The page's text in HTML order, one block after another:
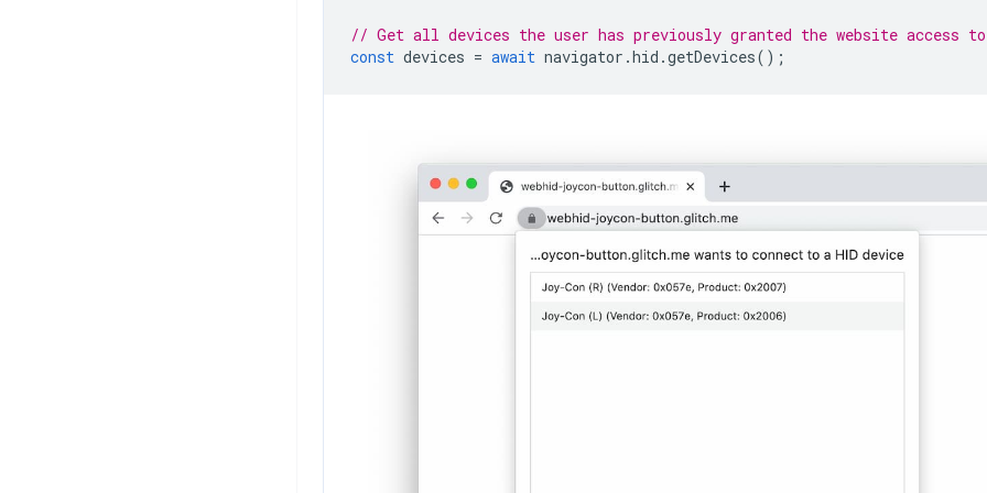
// Get all devices the user has previously granted the website access
const devices = await navigator .hid .getDevices();